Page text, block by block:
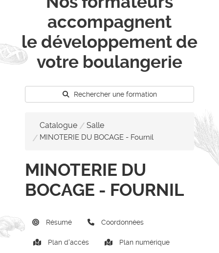
accompagnent
le développement de
votre boulangerie
Rechercher une formation
Catalogue Salle
MINOTERIE DU BOCAGE - Fournil
MINOTERIE DU
BOCAGE - FOURNIL
Résumé Coordonnées
Plan d'accès Plan numérique